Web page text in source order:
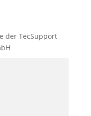
der TecSupport